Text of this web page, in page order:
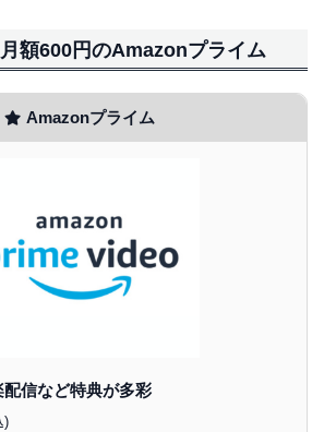
額600円のAmazonプライム
Amazonプライム
信など特典が多彩
)